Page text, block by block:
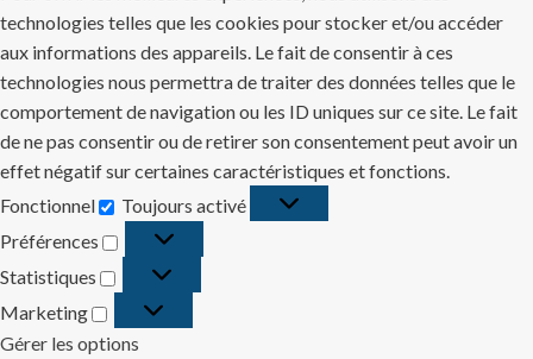
technologies telles que les cookies pour stocker et/ou accéder
aux informations des appareils. Le fait de consentir à ces
technologies nous permettra de traiter des données telles que le
comportement de navigation ou les ID uniques sur ce site. Le fait
de ne pas consentir ou de retirer son consentement peut avoir un
effet négatif sur certaines caractéristiques et fonctions.
Fonctionnel
Fonctionnel
Toujours activé
Préférences
Préférences
Statistiques
Statistiques
Marketing
Marketing
Gérer les options